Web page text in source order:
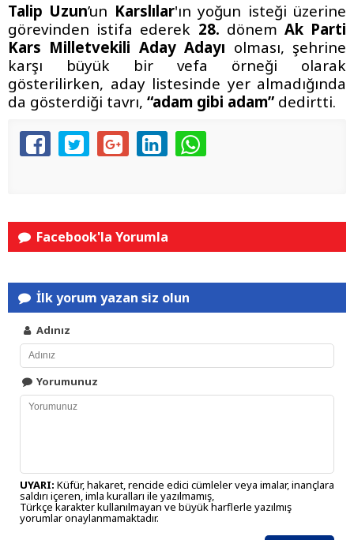
Talip Uzun’un Karslılar'ın yoğun isteği üzerine
görevinden istifa ederek 28. dönem Ak Parti
Kars Milletvekili Aday Adayı olması, şehrine
karşı büyük bir vefa örneği olarak
gösterilirken, aday listesinde yer almadığında
da gösterdiği tavrı, “adam gibi adam” dedirtti.
Facebook'la Yorumla
İlk yorum yazan siz olun
Adınız
Yorumunuz
UYARI: Küfür, hakaret, rencide edici cümleler veya imalar, inançlara
saldırı içeren, imla kuralları ile yazılmamış,
Türkçe karakter kullanılmayan ve büyük harflerle yazılmış
yorumlar onaylanmamaktadır.